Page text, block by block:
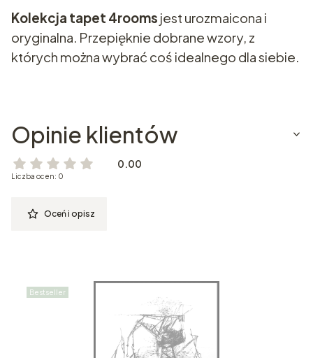
Kolekcja tapet 4rooms jest urozmaicona i
oryginalna. Przepięknie dobrane wzory, z
których można wybrać coś idealnego dla siebie.
Opinie klientów
0.00
Liczba ocen: 0
Oceń i opisz
Bestseller